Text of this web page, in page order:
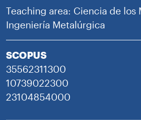
Teaching area: Ciencia de los
Ingeniería Metalúrgica
SCOPUS
35562311300
10739022300
23104854000